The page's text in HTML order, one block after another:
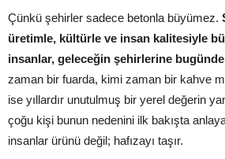
Çünkü şehirler sadece betonla büyümez.
üretimle, kültürle ve insan kalitesiyle
insanlar, geleceğin şehirlerine
zaman bir fuarda, kimi zaman bir kahve
ise yıllardır unutulmuş bir yerel değerin
çoğu kişi bunun nedenini ilk bakışta
insanlar ürünü değil; hafızayı taşır.